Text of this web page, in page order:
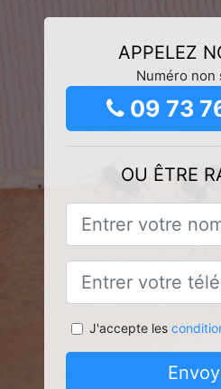
APPELEZ
Numéro non
09 73
OU ÊTRE
J'accepte les